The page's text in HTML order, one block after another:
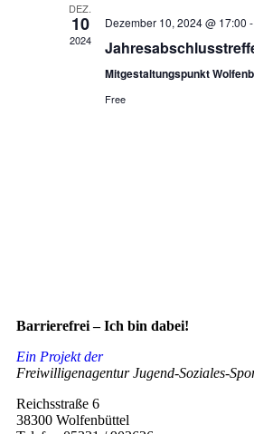
DEZ.
10
2024
Dezember 10, 2024 @ 17:00 -
Mitgestaltungspunkt
Free
Barrierefrei – Ich bin dabei!
Ein Projekt der
Freiwilligenagentur Jugend-Soziales-
Reichsstraße 6
38300 Wolfenbüttel